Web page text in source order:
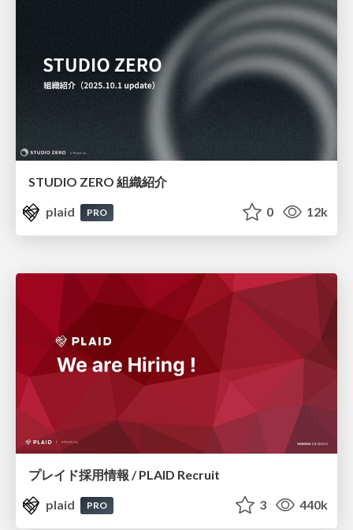
STUDIO ZERO 組織紹介
plaid
PRO 0 12k
プレイド採用情報 / PLAID Recruit
plaid
PRO 3 440k